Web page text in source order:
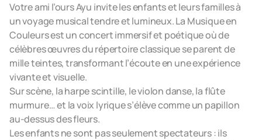
Votre ami l’ours Ayu invite les enfants et leurs familles à
un voyage musical tendre et lumineux. La Musique en
Couleurs est un concert immersif et poétique où de
célèbres œuvres du répertoire classique se parent de
mille teintes, transformant l’écoute en une expérience
vivante et visuelle.
Sur scène, la harpe scintille, le violon danse, la flûte
murmure… et la voix lyrique s’élève comme un papillon
au-dessus des fleurs.
Les enfants ne sont pas seulement spectateurs : ils